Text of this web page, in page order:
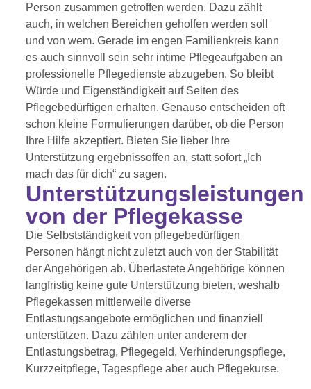
Person zusammen getroffen werden. Dazu zählt
auch, in welchen Bereichen geholfen werden soll
und von wem. Gerade im engen Familienkreis kann
es auch sinnvoll sein sehr intime Pflegeaufgaben an
professionelle Pflegedienste abzugeben. So bleibt
Würde und Eigenständigkeit auf Seiten des
Pflegebedürftigen erhalten. Genauso entscheiden oft
schon kleine Formulierungen darüber, ob die Person
Ihre Hilfe akzeptiert. Bieten Sie lieber Ihre
Unterstützung ergebnissoffen an, statt sofort „Ich
mach das für dich“ zu sagen.
Unterstützungsleistungen
von der Pflegekasse
Die Selbstständigkeit von pflegebedürftigen
Personen hängt nicht zuletzt auch von der Stabilität
der Angehörigen ab. Überlastete Angehörige können
langfristig keine gute Unterstützung bieten, weshalb
Pflegekassen mittlerweile diverse
Entlastungsangebote ermöglichen und finanziell
unterstützen. Dazu zählen unter anderem der
Entlastungsbetrag, Pflegegeld, Verhinderungspflege,
Kurzzeitpflege, Tagespflege aber auch Pflegekurse.